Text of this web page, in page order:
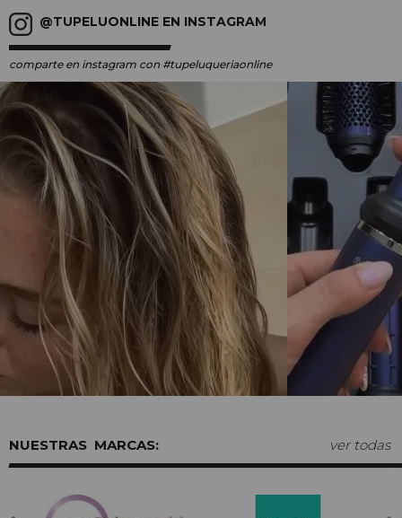
@TUPELUONLINE EN INSTAGRAM
comparte en instagram con #tupeluqueriaonline
MARCAS: ver todas